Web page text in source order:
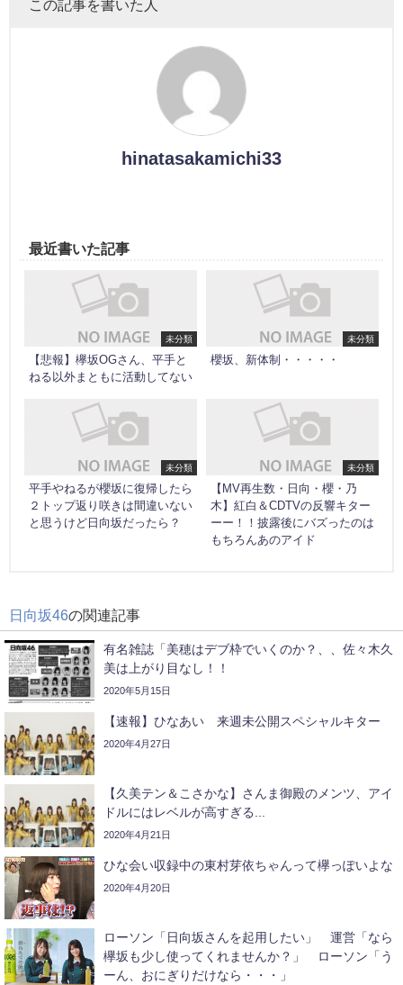
この記事を書いた人
hinatasakamichi33
最近書いた記事
未分類
【悲報】欅坂OGさん、平手と
ねる以外まともに活動してない
未分類
櫻坂、新体制・・・・・
未分類
平手やねるが櫻坂に復帰したら
２トップ返り咲きは間違いない
と思うけど日向坂だったら？
未分類
【MV再生数・日向・櫻・乃
木】紅白＆CDTVの反響キター
ーー！！披露後にバズったのは
もちろんあのアイド
日向坂46の関連記事
有名雑誌「美穂はデブ枠でいくのか？、、佐々木久
美は上がり目なし！！
2020年5月15日
【速報】ひなあい 来週未公開スペシャルキター
2020年4月27日
【久美テン＆こさかな】さんま御殿のメンツ、アイ
ドルにはレベルが高すぎる...
2020年4月21日
ひな会い収録中の東村芽依ちゃんって欅っぽいよな
2020年4月20日
ローソン「日向坂さんを起用したい」 運営「なら
欅坂も少し使ってくれませんか？」 ローソン「う
ーん、おにぎりだけなら・・・」